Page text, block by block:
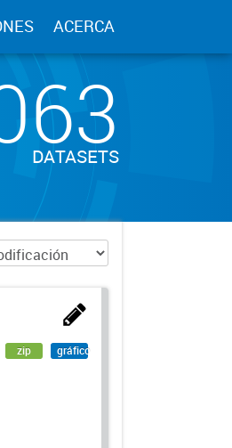
ACERCA
DATASETS
zip gráfico